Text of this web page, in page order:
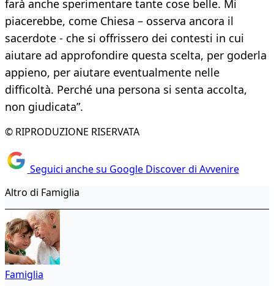
farà anche sperimentare tante cose belle. Mi
piacerebbe, come Chiesa – osserva ancora il
sacerdote - che si offrissero dei contesti in cui
aiutare ad approfondire questa scelta, per goderla
appieno, per aiutare eventualmente nelle
difficoltà. Perché una persona si senta accolta,
non giudicata”.
© RIPRODUZIONE RISERVATA
Seguici anche su Google Discover di Avvenire
Altro di Famiglia
Famiglia